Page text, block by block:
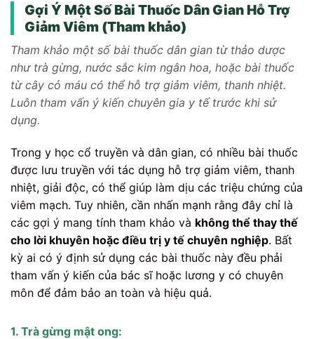
Gợi Ý Một Số Bài Thuốc Dân Gian Hỗ Trợ
Giảm Viêm (Tham khảo)
Tham khảo một số bài thuốc dân gian từ thảo dược
như trà gừng, nước sắc kim ngân hoa, hoặc bài thuốc
từ cây cỏ máu có thể hỗ trợ giảm viêm, thanh nhiệt.
Luôn tham vấn ý kiến chuyên gia y tế trước khi sử
dụng.
Trong y học cổ truyền và dân gian, có nhiều bài thuốc
được lưu truyền với tác dụng hỗ trợ giảm viêm, thanh
nhiệt, giải độc, có thể giúp làm dịu các triệu chứng của
viêm mạch. Tuy nhiên, cần nhấn mạnh rằng đây chỉ là
các gợi ý mang tính tham khảo và không thể thay thế
cho lời khuyên hoặc điều trị y tế chuyên nghiệp. Bất
kỳ ai có ý định sử dụng các bài thuốc này đều phải
tham vấn ý kiến của bác sĩ hoặc lương y có chuyên
môn để đảm bảo an toàn và hiệu quả.
1. Trà gừng mật ong: